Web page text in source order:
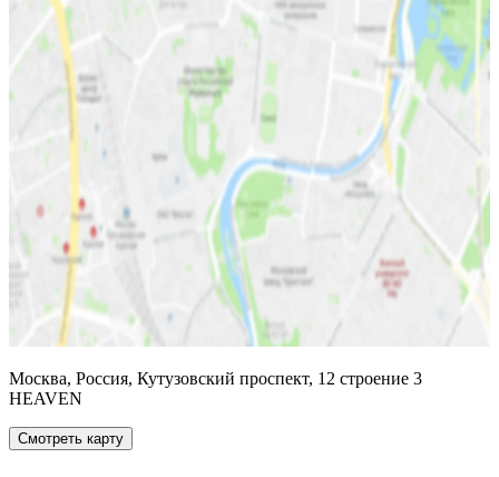
Москва, Россия, Кутузовский проспект, 12 строение 3
HEAVEN
Смотреть карту